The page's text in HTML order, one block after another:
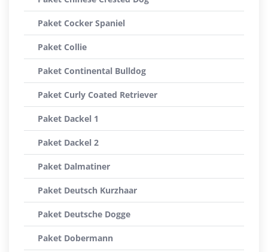
Paket Cocker Spaniel
Paket Collie
Paket Continental Bulldog
Paket Curly Coated Retriever
Paket Dackel 1
Paket Dackel 2
Paket Dalmatiner
Paket Deutsch Kurzhaar
Paket Deutsche Dogge
Paket Dobermann